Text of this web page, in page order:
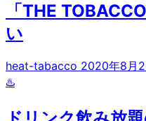
「THE
い
heat-tabacco 2020年8月
♨️